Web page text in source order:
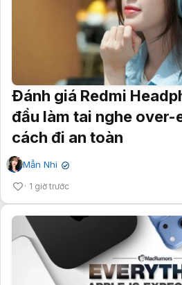
Đánh giá Redmi
đầu làm tai nghe over-
cách đi an toàn
Mẫn Nhi ✔
1 giờ trước